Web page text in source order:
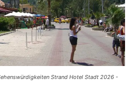
Strand Hotel Stadt 2026 -